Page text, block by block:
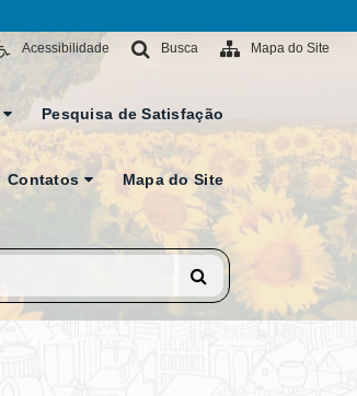
Mapa do Site
Busca
Acessibilidade
Pesquisa de Satisfação
Contatos Mapa do Site